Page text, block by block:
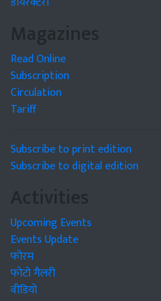
Magazines
Read Online
Subscription
Circulation
Tariff
Subscribe to print edition
Subscribe to digital edition
Activities
Upcoming Events
Events Update
फोरम
फोटो गैलरी
वीडियो